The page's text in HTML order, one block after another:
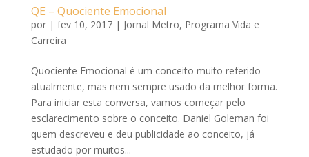
QE – Quociente Emocional
por | fev 10, 2017| Jornal Metro, Programa Vida e
Carreira
Quociente Emocional é um conceito muito referido
atualmente, mas nem sempre usado da melhor forma.
Para iniciar esta conversa, vamos começar pelo
esclarecimento sobre o conceito. Daniel Goleman foi
quem descreveu e deu publicidade ao conceito, já
estudado por muitos...